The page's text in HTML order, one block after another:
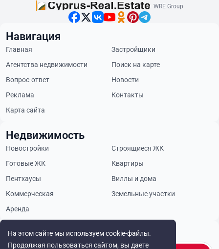
На этом сайте мы используем cookie-файлы.
Продолжая пользоваться сайтом, вы даете
WRE Group
Будьте в курсе
Навигация
Главная
Застройщики
Агентства недвижимости
Поиск на карте
Вопрос-ответ
Новости
Реклама
Контакты
Карта сайта
Недвижимость
Новостройки
Строящиеся ЖК
Готовые ЖК
Квартиры
Пентхаусы
Виллы и дома
Коммерческая
Земельные участки
Аренда